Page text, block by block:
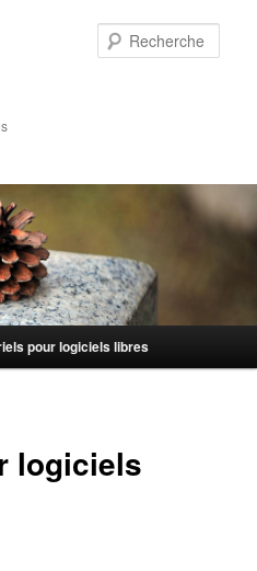
pour logiciels libres
logiciels